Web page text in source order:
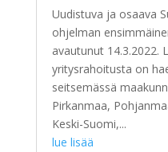
Uudistuva ja osaava
ohjelman
avautunut 14.3.2022.
yritysrahoitusta on
seitsemässä
Pirkanmaa,
Keski-Suomi,...
lue lisää